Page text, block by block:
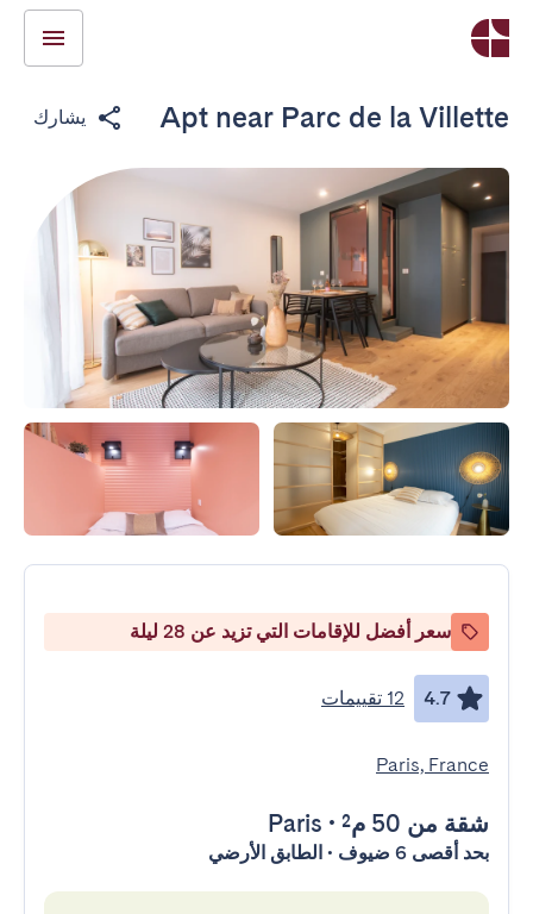
Apt near Parc de la Villette يشارك
سعر أفضل للإقامات التي تزيد عن 28 ليلة
4.7 12 تقييمات
Paris, France
شقة من 50 م² •
Paris
بحد أقصى 6 ضيوف • الطابق الأرضي